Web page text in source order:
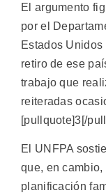
El argumento
por el
Estados
retiro de ese
trabajo que
reiteradas
[pullquote]3[/
El UNFPA
que, en cambio,
planificación